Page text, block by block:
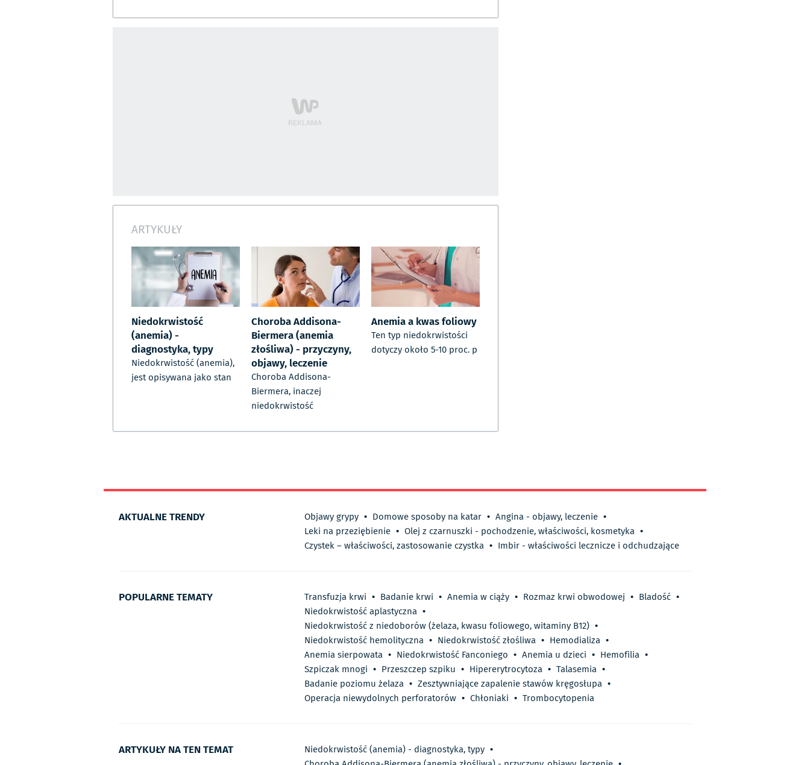
ARTYKUŁY
Niedokrwistość
(anemia) -
diagnostyka, typy
Niedokrwistość (anemia),
jest opisywana jako stan
Choroba Addisona-
Biermera (anemia
złośliwa) - przyczyny,
objawy, leczenie
Choroba Addisona-
Biermera, inaczej
niedokrwistość
Anemia a kwas foliowy
Ten typ niedokrwistości
dotyczy około 5-10 proc. p
AKTUALNE TRENDY Objawy grypy • Domowe sposoby na katar • Angina - objawy, leczenie •
Leki na przeziębienie • Olej z czarnuszki - pochodzenie, właściwości, kosmetyka •
Czystek – właściwości, zastosowanie czystka • Imbir - właściwości lecznicze i odchudzające
POPULARNE TEMATY Transfuzja krwi • Badanie krwi • Anemia w ciąży • Rozmaz krwi obwodowej • Bladość •
Niedokrwistość aplastyczna •
Niedokrwistość z niedoborów (żelaza, kwasu foliowego, witaminy B12) •
Niedokrwistość hemolityczna • Niedokrwistość złośliwa • Hemodializa •
Anemia sierpowata • Niedokrwistość Fanconiego • Anemia u dzieci • Hemofilia •
Szpiczak mnogi • Przeszczep szpiku • Hipererytrocytoza • Talasemia •
Badanie poziomu żelaza • Zesztywniające zapalenie stawów kręgosłupa •
Operacja niewydolnych perforatorów • Chłoniaki • Trombocytopenia
ARTYKUŁY NA TEN TEMAT Niedokrwistość (anemia) - diagnostyka, typy •